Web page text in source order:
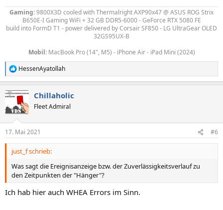
Gaming:9800X3D cooled with Thermalright AXP90x47@ ASUS ROG Strix
B650E-I Gaming WiFi + 32 GB DDR5-6000 - GeForce RTX 5080 FE
build into FormD T1 - power delivered byCorsair SF850 - LG UltraGear OLED
32GS95UX-B
Mobil:MacBook Pro (14", M5) - iPhone Air - iPad Mini (2024)
R
e
k
i
e
n
HessenAyatollah
Chillaholic
Fleet Admiral
17. Mai 2021 #6
just_f schrieb:
Was sagt die Ereignisanzeige bzw. der Zuverlässigkeitsverlauf zu
den Zeitpunkten der "Hänger"?
Ich hab hier auch WHEA Errors im Sinn.